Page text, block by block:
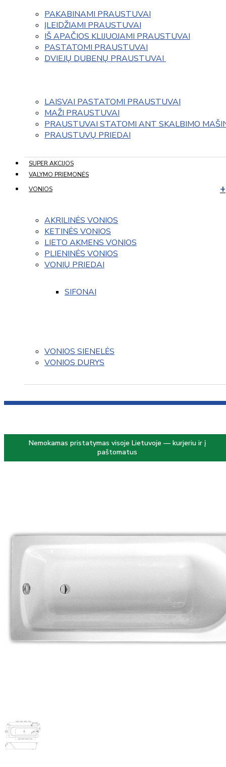
PAKABINAMI PRAUSTUVAI
ĮLEIDŽIAMI PRAUSTUVAI
IŠ APAČIOS KLIJUOJAMI PRAUSTUVAI
PASTATOMI PRAUSTUVAI
DVIEJŲ DUBENŲ PRAUSTUVAI
LAISVAI PASTATOMI PRAUSTUVAI
MAŽI PRAUSTUVAI
PRAUSTUVAI STATOMI ANT SKALBIMO
PRAUSTUVŲ PRIEDAI
SUPER AKCIJOS
VALYMO PRIEMONĖS
VONIOS
AKRILINĖS VONIOS
KETINĖS VONIOS
LIETO AKMENS VONIOS
PLIENINĖS VONIOS
VONIŲ PRIEDAI
SIFONAI
VONIOS SIENELĖS
VONIOS DURYS
Nemokamas pristatymas visoje Lietuvoje — kurjeriu ir į
paštomatus